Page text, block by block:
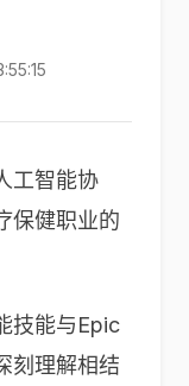
工智能协
保健职业的
技能与Epic
刻理解相结